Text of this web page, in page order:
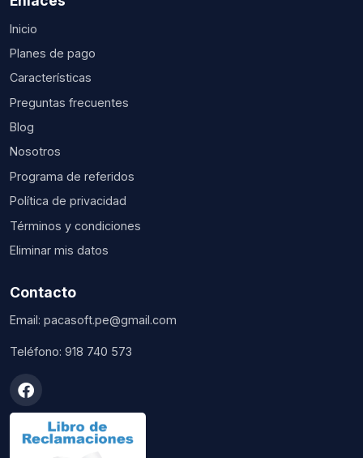
Inicio
Planes de pago
Características
Preguntas frecuentes
Blog
Nosotros
Programa de referidos
Política de privacidad
Términos y condiciones
Eliminar mis datos
Contacto
Email: pacasoft.pe@gmail.com
Teléfono: 918 740 573